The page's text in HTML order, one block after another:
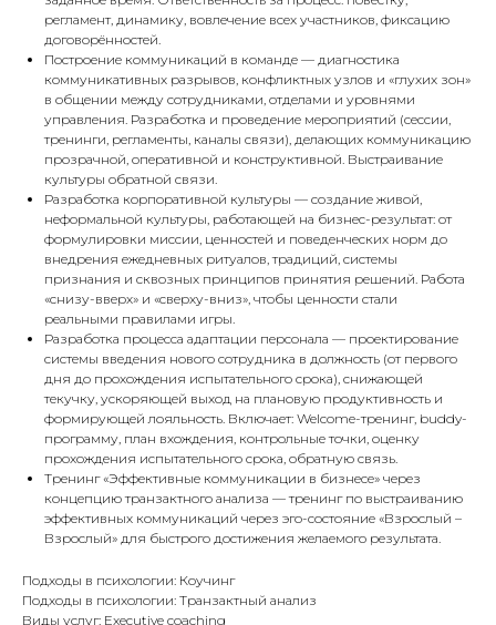
регламент, динамику, вовлечение всех участников, фиксацию
договорённостей.
Построение коммуникаций в команде — диагностика
коммуникативных разрывов, конфликтных узлов и «глухих зон»
в общении между сотрудниками, отделами и уровнями
управления. Разработка и проведение мероприятий (сессии,
тренинги, регламенты, каналы связи), делающих коммуникацию
прозрачной, оперативной и конструктивной. Выстраивание
культуры обратной связи.
Разработка корпоративной культуры — создание живой,
неформальной культуры, работающей на бизнес-результат: от
формулировки миссии, ценностей и поведенческих норм до
внедрения ежедневных ритуалов, традиций, системы
признания и сквозных принципов принятия решений. Работа
«снизу-вверх» и «сверху-вниз», чтобы ценности стали
реальными правилами игры.
Разработка процесса адаптации персонала — проектирование
системы введения нового сотрудника в должность (от первого
дня до прохождения испытательного срока), снижающей
текучку, ускоряющей выход на плановую продуктивность и
формирующей лояльность. Включает: Welcome-тренинг, buddy-
программу, план вхождения, контрольные точки, оценку
прохождения испытательного срока, обратную связь.
Тренинг «Эффективные коммуникации в бизнесе» через
концепцию транзактного анализа — тренинг по выстраиванию
эффективных коммуникаций через эго-состояние «Взрослый –
Взрослый» для быстрого достижения желаемого результата.
Подходы в психологии: Коучинг
Подходы в психологии: Транзактный анализ
Виды услуг: Executive coaching